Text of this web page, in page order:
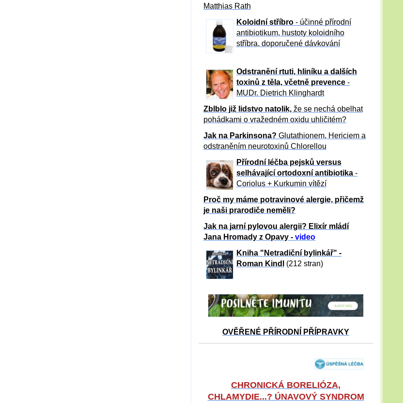
Matthias Rath
Koloidní stříbro- účinné přírodní
antibiotikum, hustoty koloidního
stříbra, doporučené dávkování
Odstranění rtuti, hliníku a dalších
toxinů z těla, včetně prevence -
MUDr. Dietrich Klinghardt
Zblblo již lidstvo natolik, že se nechá obelhat
pohádkami o vražedném oxidu uhličitém?
Jak na Parkinsona? Glutathionem, Hericiem a
odstraněním neurotoxinů Chlorellou
Přírodní léčba pejsků versus
selhávající ortodoxní antibiotika -
Coriolus + Kurkumin vítězí
Proč my máme potravinové alergie, přičemž
je naši prarodiče neměli?
Jak na jarní pylovou alergii? Elixír mládí
Jana Hromady z Opavy - video
Kniha "Netradiční bylinkář" -
Roman Kindl
(212 stran)
OVĚŘENÉ PŘÍRODNÍ PŘÍPRAVKY
CHRONICKÁ BORELIÓZA,
CHLAMYDIE...? ÚNAVOVÝ SYNDROM